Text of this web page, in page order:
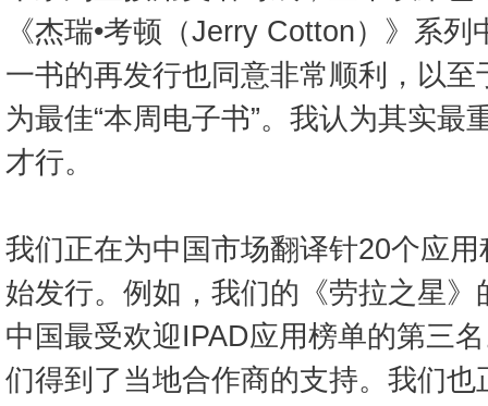
《杰瑞•考顿（Jerry Cotton）》系
一书的再发行也同意非常顺利，以
为最佳“本周电子书”。我认为其实最
才行。
我们正在为中国市场翻译针20个应
始发行。例如，我们的《劳拉之星
中国最受欢迎IPAD应用榜单的第三
们得到了当地合作商的支持。我们